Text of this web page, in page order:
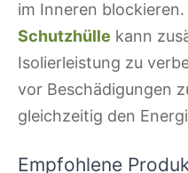
im Inneren blockieren.
Schutzhülle kann
Isolierleistung zu
vor Beschädigungen
gleichzeitig den
Empfohlene